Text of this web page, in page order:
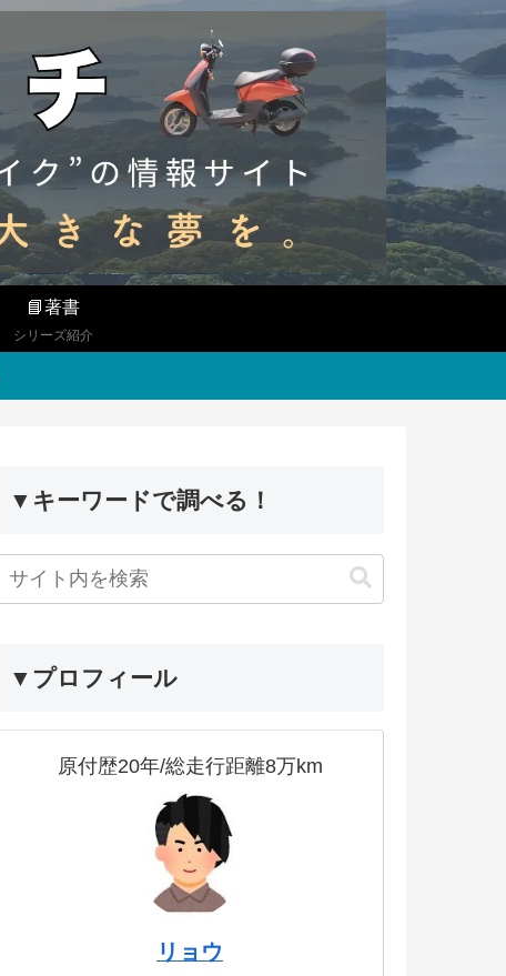
📘著書
シリーズ紹介
▼キーワードで調べる！
▼プロフィール
原付歴20年/総走行距離8万km
リョウ